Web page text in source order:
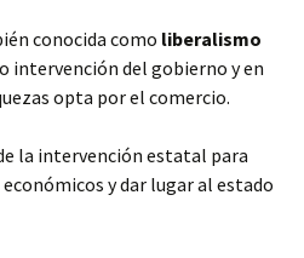
conocida como liberalismo
intervención del gobierno y en
opta por el comercio.
la intervención estatal para
y dar lugar al estado